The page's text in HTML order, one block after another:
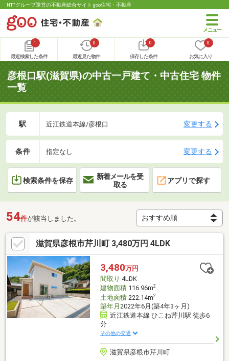
NTTグループ運営の不動産総合サイト goo住宅・不動産
1
最近検索した条件
0
最近見た物件
0
保存した条件
0
お気に入り
彦根口駅(滋賀県)の中古一戸建て・中古住宅 物件
一覧
駅 近江鉄道本線/彦根口 変更する
条件 指定なし 変更する
検索条件を保存
新着メールを受
取る
アプリで探す
54件が該当しました。
滋賀県彦根市芹川町 3,480万円 4LDK
3,480万円
間取り 4LDK
建物面積116.96m2
土地面積222.14m2
築年月 2022年6月(築4年3ヶ月)
近江鉄道本線 ひこね芹川駅 徒歩6
分
その他の交通
滋賀県彦根市芹川町